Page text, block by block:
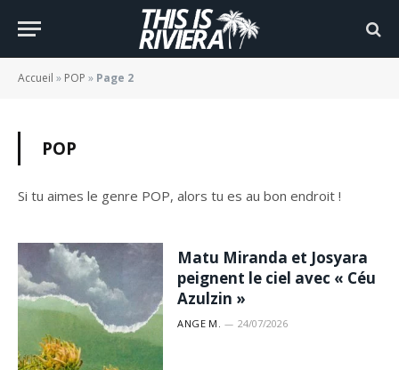
Accueil » POP » Page 2
POP
Si tu aimes le genre POP, alors tu es au bon endroit !
Matu Miranda et Josyara
peignent le ciel avec « Céu
Azulzin »
ANGE M. 24/07/2026